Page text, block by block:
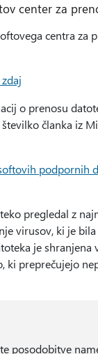
center za
centra za
o prenosu
članka iz
podpornih
pregledal z
virusov, ki je
je shranjena
ki preprečujejo
posodobitve